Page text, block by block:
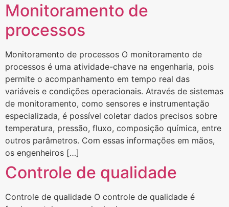
Monitoramento de
processos
Monitoramento de processos O monitoramento de
processos é uma atividade-chave na engenharia, pois
permite o acompanhamento em tempo real das
variáveis e condições operacionais. Através de sistemas
de monitoramento, como sensores e instrumentação
especializada, é possível coletar dados precisos sobre
temperatura, pressão, fluxo, composição química, entre
outros parâmetros. Com essas informações em mãos,
os engenheiros […]
Controle de qualidade
Controle de qualidade O controle de qualidade é